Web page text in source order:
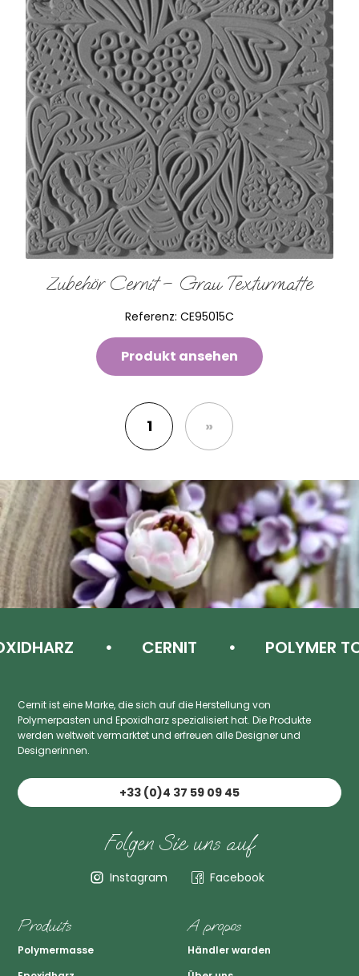
Zubehör Cernit – Grau Texturmatte
Referenz: CE95015C
Produkt ansehen
1 »
CERNIT POLYMER TON
Cernit ist eine Marke, die sich auf die Herstellung von
Polymerpasten und Epoxidharz spezialisiert hat. Die Produkte
werden weltweit vermarktet und erfreuen alle Designer und
Designerinnen.
+33 (0)4 37 59 09 45
Folgen Sie uns auf
Instagram Facebook
Produits
Polymermasse
A propos
Händler warden